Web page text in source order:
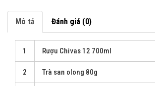
Mô tả Đánh giá (0)
1 Rượu Chivas 12 700ml
2 Trà san olong 80g